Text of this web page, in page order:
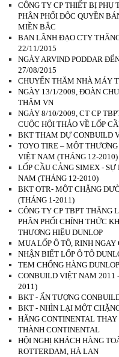
CÔNG TY CP THIẾT BỊ PHỤ
PHÂN PHỐI ĐỘC QUYỀN
MIỀN BẮC
BAN LÃNH ĐẠO CTY
22/11/2015
NGÀY ARVIND PODDAR
27/08/2015
CHUYẾN THĂM NHÀ MÁY
NGÀY 13/1/2009, ĐOÀN
THĂM VN
NGÀY 8/10/2009, CT CP
CUỘC HỘI THẢO VỀ LỐP
BKT THAM DỰ CONBUILD
TOYO TIRE – MỘT
VIỆT NAM (THÁNG 12-2010)
LỐP CẦU CẢNG SIMEX -
NAM (THÁNG 12-2010)
BKT OTR- MỘT CHẶNG
(THÁNG 1-2011)
CÔNG TY CP TBPT THĂNG
PHÂN PHỐI CHÍNH THỨC
THƯƠNG HIỆU DUNLOP
MUA LỐP Ô TÔ, RINH NGAY
NHẬN BIẾT LỐP Ô TÔ
TEM CHỐNG HÀNG
CONBUILD VIỆT NAM 2011
2011)
BKT - ẤN TƯỢNG
BKT - NHÌN LẠI MỘT
HÃNG CONTINENTAL
THÀNH CONTINENTAL
HỘI NGHỊ KHÁCH HÀNG
ROTTERDAM, HÀ LAN